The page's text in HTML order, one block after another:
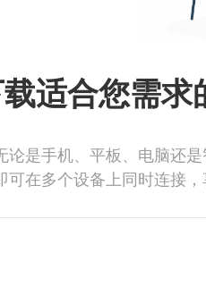
适合您需求
是手机、平板、电脑还是
在多个设备上同时连接，